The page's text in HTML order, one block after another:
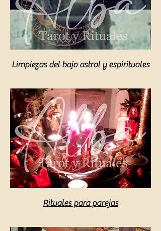
Limpiezas del bajo astral y espirituales
Rituales para parejas